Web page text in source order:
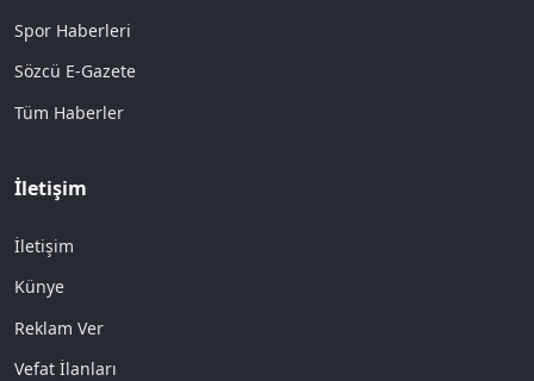
Spor Haberleri
Sözcü E-Gazete
Tüm Haberler
İletişim
İletişim
Künye
Reklam Ver
Vefat İlanları